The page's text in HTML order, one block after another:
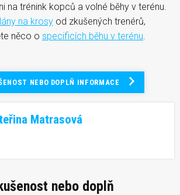
na trénink kopců a volné běhy v terénu.
na krosy od zkušených trenérů,
něco o specificích běhu v terénu
NEBO DOPLŇ INFORMACE
Matrasová
nebo doplň